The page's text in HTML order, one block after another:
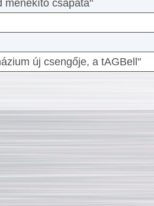
menekítő csapata"
új csengője, a tAGBell"